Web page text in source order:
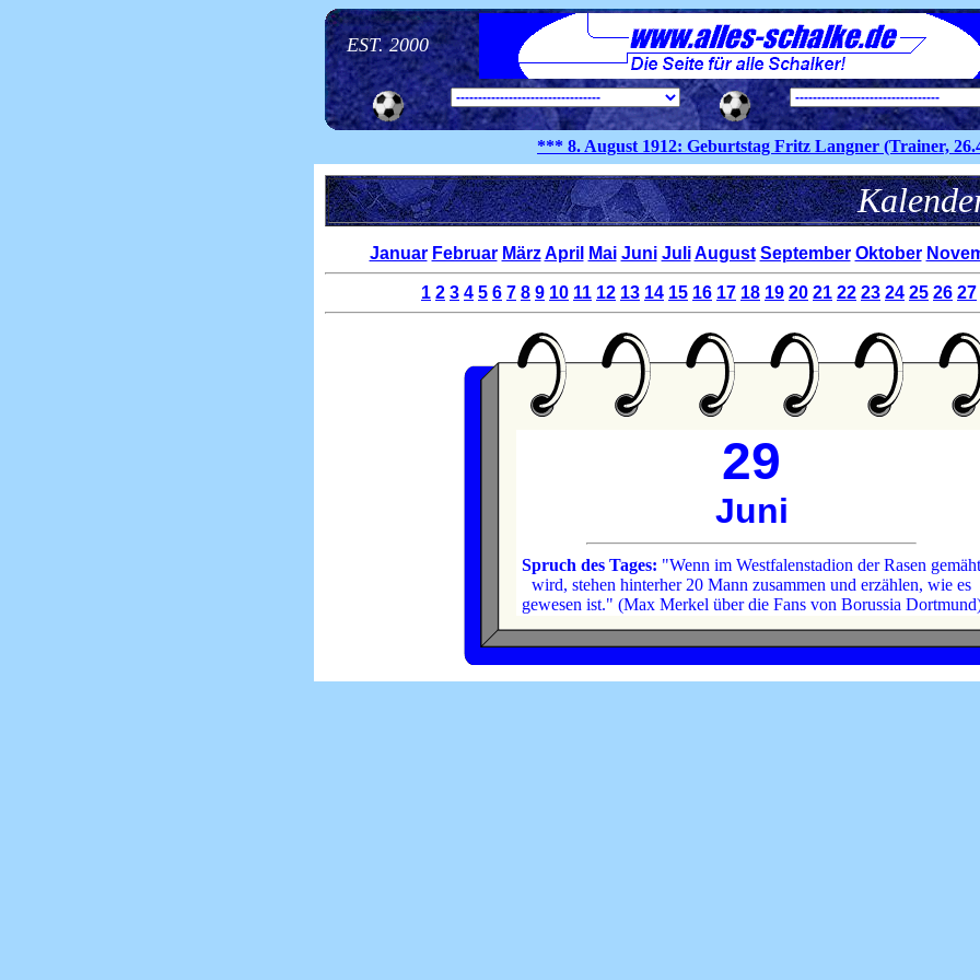
EST. 2000
*** 8. August1912:Geburtstag Fritz Langner (Trainer,
Januar Februar März April Mai Juni Juli August September Oktober
1 2 3 4 5 6 7 8 9 10 11 12 13 14 15 16 17 18 19 20 21 22 23 24 25 26 27
29
Juni
Spruch des Tages: "Wenn im Westfalenstadion der Rasen gemäht
wird, stehen hinterher 20 Mann zusammen und erzählen, wie es
gewesen ist." (Max Merkel über die Fans von Borussia